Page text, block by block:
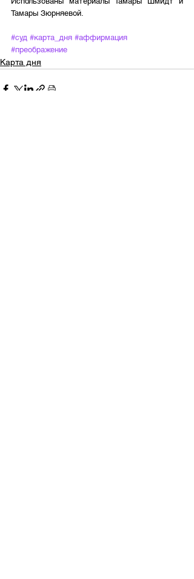
Тамары Зюрняевой.
#суд #карта_дня #аффирмация
#преображение
Карта дня